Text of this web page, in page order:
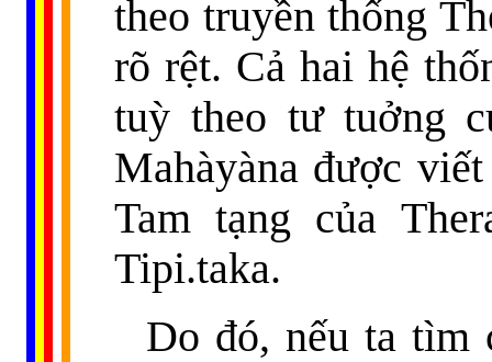
theo truyền thống
rõ rệt. Cả hai hệ
tuỳ theo tư tuởng
Mahàyàna được
Tam tạng của
Tipi.taka.
Do đó, nếu ta tìm